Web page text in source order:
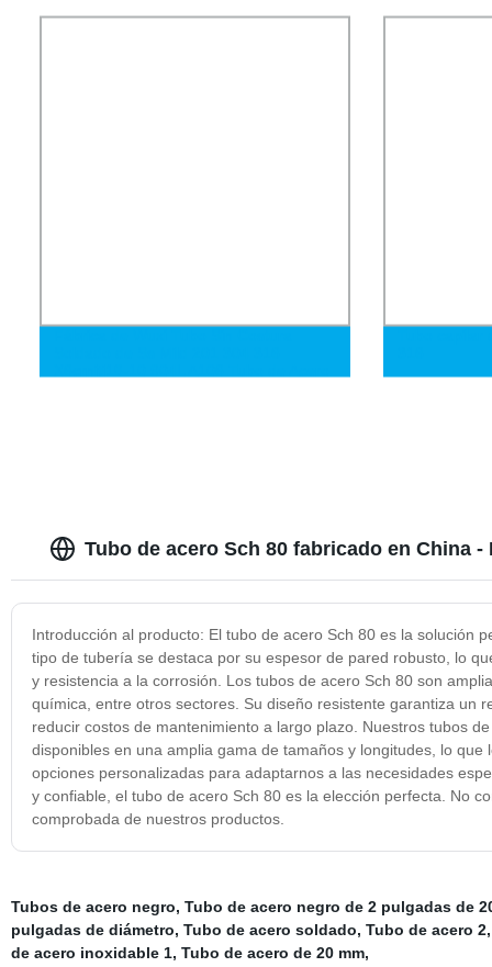
Tubo de acero Sch 80 fabricado en China
Introducción al producto: El tubo de acero Sch 80 es la solución
tipo de tubería se destaca por su espesor de pared robusto, lo
y resistencia a la corrosión. Los tubos de acero Sch 80 son
química, entre otros sectores. Su diseño resistente garantiza un
reducir costos de mantenimiento a largo plazo. Nuestros tubos
disponibles en una amplia gama de tamaños y longitudes, lo
opciones personalizadas para adaptarnos a las necesidades
y confiable, el tubo de acero Sch 80 es la elección perfecta. No
comprobada de nuestros productos.
Tubos de acero negro, Tubo de acero negro de 2 pulgadas de
pulgadas de diámetro, Tubo de acero soldado, Tubo de acero 2
de acero inoxidable 1, Tubo de acero de 20 mm,